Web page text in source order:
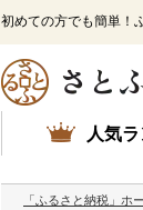
初めての方でも簡単！
人気
「ふるさと納税」ホ